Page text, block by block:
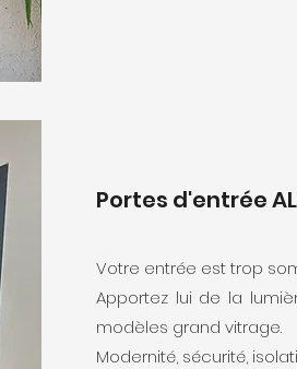
Portes d'entrée
Votre entrée est trop
Apportez lui de la
modèles grand vitrage.
Modernité, sécurité,